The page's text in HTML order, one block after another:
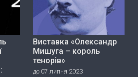
Виставка «Олександр
Мишуга – король
тенорів»
до 07 липня 2023